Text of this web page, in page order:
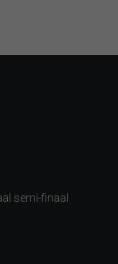
semi-finaal